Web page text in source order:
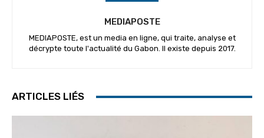
MEDIAPOSTE
MEDIAPOSTE, est un media en ligne, qui traite, analyse et
décrypte toute l'actualité du Gabon. Il existe depuis 2017.
ARTICLES LIÉS